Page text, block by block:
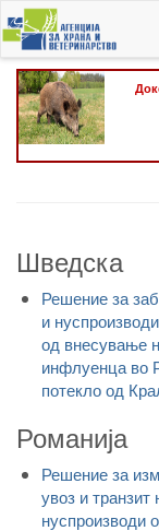
Skip
to
main
content
Шведска
Решение за
и
од внесување
инфлуенца во
потекло од
Романија
Решение за
увоз и
нуспроизводи